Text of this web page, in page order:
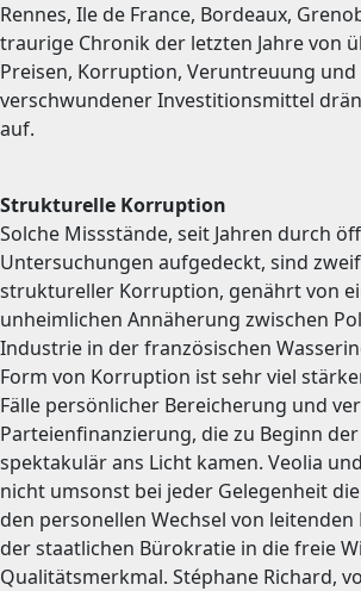
Rennes, Ile de France, Bordeaux,
traurige Chronik der letzten Jahre von
Preisen, Korruption, Veruntreuung und
verschwundener Investitionsmittel
auf.
Strukturelle Korruption
Solche Missstände, seit Jahren durch
Untersuchungen aufgedeckt, sind
struktureller Korruption, genährt von
unheimlichen Annäherung zwischen
Industrie in der französischen
Form von Korruption ist sehr viel
Fälle persönlicher Bereicherung und
Parteienfinanzierung, die zu Beginn der
spektakulär ans Licht kamen. Veolia
nicht umsonst bei jeder Gelegenheit
den personellen Wechsel von leitenden
der staatlichen Bürokratie in die freie
Qualitätsmerkmal. Stéphane Richard,